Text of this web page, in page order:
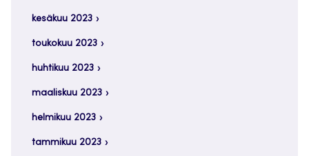
kesäkuu 2023
toukokuu 2023
huhtikuu 2023
maaliskuu 2023
helmikuu 2023
tammikuu 2023